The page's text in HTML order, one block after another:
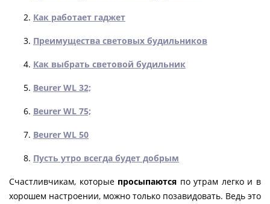
Как работает гаджет
Преимущества световых будильников
Как выбрать световой будильник
Beurer WL 32;
Beurer WL 75;
Beurer WL 50
Пусть утро всегда будет добрым
Счастливчикам, которые просыпаются по утрам легко и в
хорошем настроении, можно только позавидовать. Ведь это